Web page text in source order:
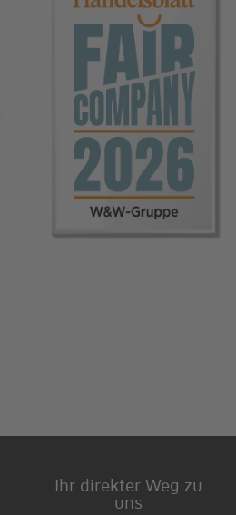
Ihr direkter Weg zu
uns